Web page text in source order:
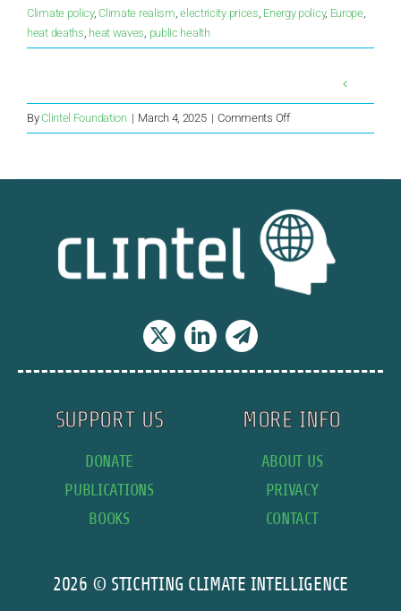
Climate policy,Climate realism,electricity prices, Energy policy, Europe,
heat deaths, heat waves, public health
ByClintel Foundation | March 4, 2025 | Comments Offon
Pave
klimakorstog
udhulingen
af
troen
Gud,
to
SUPPORT US
DONATE
PUBLICATIONS
BOOKS
MORE INFO
ABOUT US
PRIVACY
CONTACT
2026 © STICHTING CLIMATE INTELLIGENCE